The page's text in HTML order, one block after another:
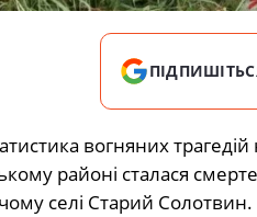
вогняних
районі сталася
селі Старий Солотвин.